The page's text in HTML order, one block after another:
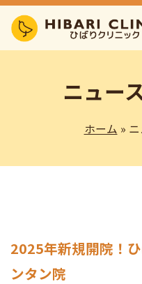
ニュー
ホーム »
2025年新規開院！
ンタン院